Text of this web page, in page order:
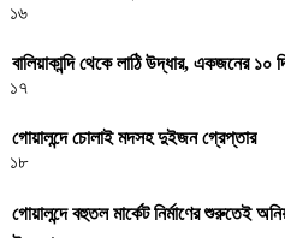
১৬
বালিয়াকান্দি থেকে লাঠি উদ্ধার, একজনের ১০
১৭
গোয়ালন্দে চোলাই মদসহ দুইজন গ্রেপ্তার
১৮
গোয়ালন্দে বহুতল মার্কেট নির্মাণের শুরুতেই